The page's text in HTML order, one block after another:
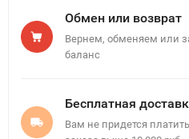
Обмен или возврат
Вернем, обменяем или
баланс
Бесплатная
Вам не придется